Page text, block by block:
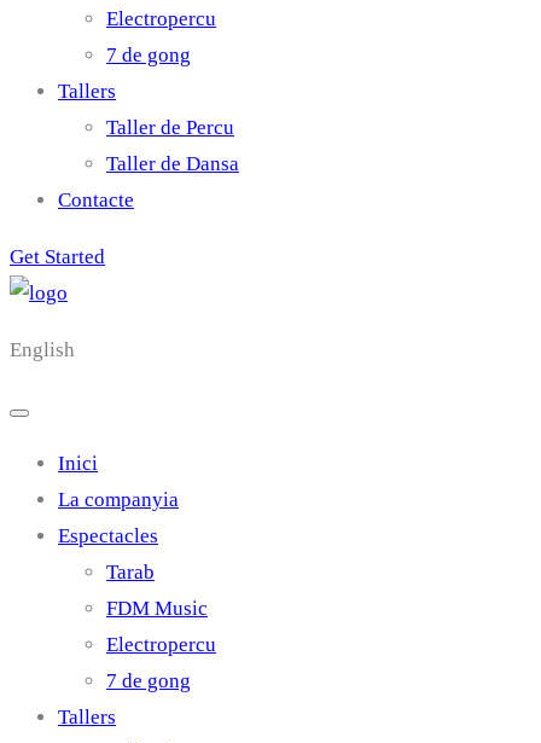
Electropercu
7 de gong
Tallers
Taller de Percu
Taller de Dansa
Contacte
Get Started
English
Inici
La companyia
Espectacles
Tarab
FDM Music
Electropercu
7 de gong
Tallers